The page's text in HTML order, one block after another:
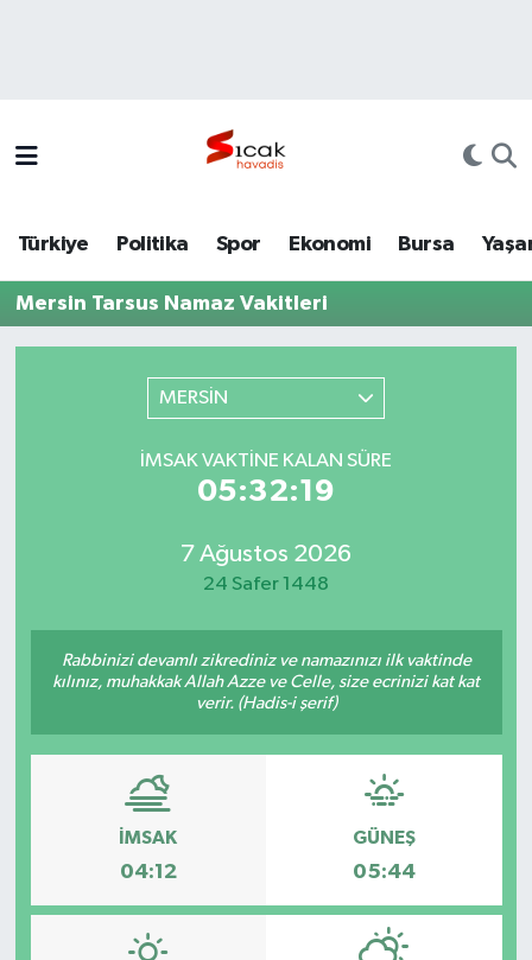
Türkiye Politika Spor Ekonomi Bursa
Mersin Tarsus Namaz Vakitleri
MERSİN
İMSAK VAKTINE KALAN SÜRE
05:32:19
7 Ağustos 2026
24 Safer 1448
Rabbinizi devamlı zikrediniz ve namazınızı ilk vaktinde
kılınız, muhakkak Allah Azze ve Celle, size ecrinizi kat kat
verir. (Hadis-i şerif)
İMSAK
04:12
GÜNEŞ
05:44
Politika
Sağlık
Dünya
Magazin
Gündem
Kültür & Sanat
Teknoloji
Tüm Manşetler
Son Dakika Haberleri
Haber Arşivi